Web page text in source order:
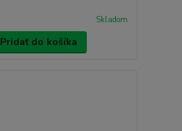
Skladom
Pridať do košíka